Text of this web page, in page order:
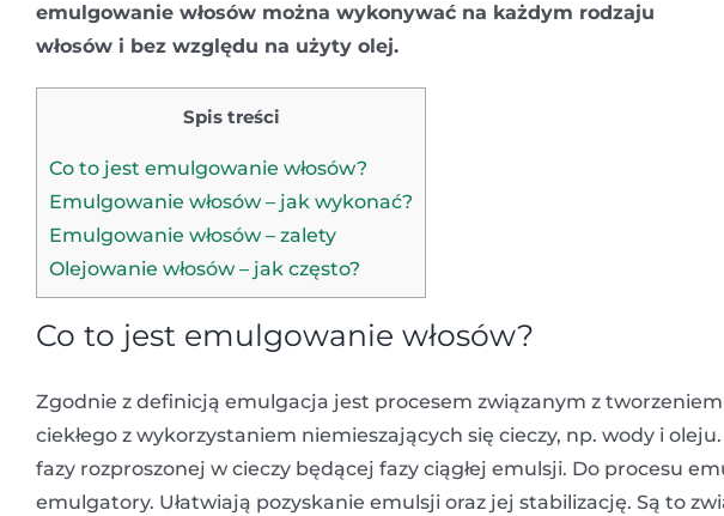
emulgowanie włosów można wykonywać na każdym rodzaju
włosów i bez względu na użyty olej.
Spis treści
Co to jest emulgowanie włosów?
Emulgowanie włosów – jak wykonać?
Emulgowanie włosów – zalety
Olejowanie włosów – jak często?
Co to jest emulgowanie włosów?
Zgodnie z definicją emulgacja jest procesem związanym z
ciekłego z wykorzystaniem niemieszających się cieczy, np. wody i
fazy rozproszonej w cieczy będącej fazy ciągłej emulsji. Do procesu
emulgatory. Ułatwiają pozyskanie emulsji oraz jej stabilizację. Są to